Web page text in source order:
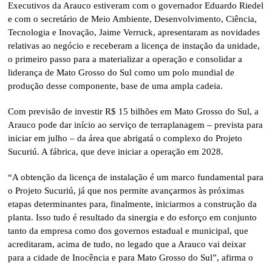
Executivos da Arauco estiveram com o governador Eduardo Riedel
e com o secretário de Meio Ambiente, Desenvolvimento, Ciência,
Tecnologia e Inovação, Jaime Verruck, apresentaram as novidades
relativas ao negócio e receberam a licença de instação da unidade,
o primeiro passo para a materializar a operação e consolidar a
liderança de Mato Grosso do Sul como um polo mundial de
produção desse componente, base de uma ampla cadeia.
Com previsão de investir R$ 15 bilhões em Mato Grosso do Sul, a
Arauco pode dar início ao serviço de terraplanagem – prevista para
iniciar em julho – da área que abrigatá o complexo do Projeto
Sucuriú. A fábrica, que deve iniciar a operação em 2028.
“A obtenção da licença de instalação é um marco fundamental para
o Projeto Sucuriú, já que nos permite avançarmos às próximas
etapas determinantes para, finalmente, iniciarmos a construção da
planta. Isso tudo é resultado da sinergia e do esforço em conjunto
tanto da empresa como dos governos estadual e municipal, que
acreditaram, acima de tudo, no legado que a Arauco vai deixar
para a cidade de Inocência e para Mato Grosso do Sul”, afirma o